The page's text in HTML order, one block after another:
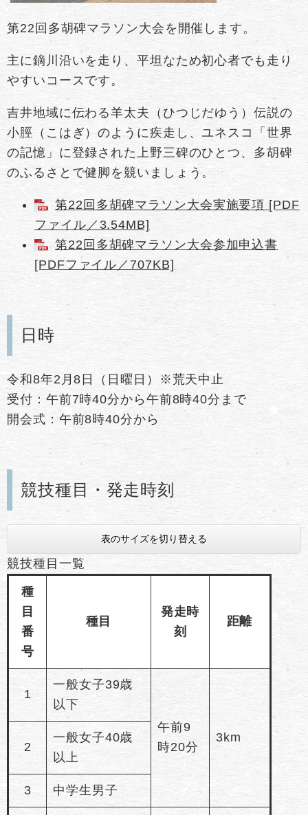
第22回多胡碑マラソン大会を開催します。
主に鏑川沿いを走り、平坦なため初心者でも走り
やすいコースです。
吉井地域に伝わる羊太夫（ひつじだゆう）伝説の
小脛（こはぎ）のように疾走し、ユネスコ「世界
の記憶」に登録された上野三碑のひとつ、多胡碑
のふるさとで健脚を競いましょう。
第22回多胡碑マラソン大会実施要項 [PDF
ファイル／3.54MB]
第22回多胡碑マラソン大会参加申込書
[PDFファイル／707KB]
日時
令和8年2月8日（日曜日）※荒天中止
受付：午前7時40分から午前8時40分まで
開会式：午前8時40分から
競技種目・発走時刻
表のサイズを切り替える
競技種目一覧
種
目
番
号
種目
発走時
刻
距離
1
一般女子39歳
以下
午前9
時20分
3km
2
一般女子40歳
以上
3 中学生男子